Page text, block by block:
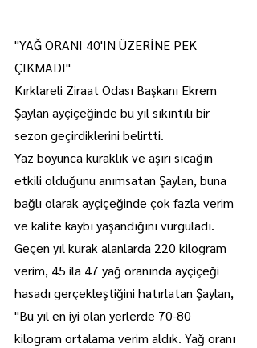
"YAĞ ORANI 40'IN ÜZERİNE PEK
ÇIKMADI"
Kırklareli Ziraat Odası Başkanı Ekrem
Şaylan ayçiçeğinde bu yıl sıkıntılı bir
sezon geçirdiklerini belirtti.
Yaz boyunca kuraklık ve aşırı sıcağın
etkili olduğunu anımsatan Şaylan, buna
bağlı olarak ayçiçeğinde çok fazla verim
ve kalite kaybı yaşandığını vurguladı.
Geçen yıl kurak alanlarda 220 kilogram
verim, 45 ila 47 yağ oranında ayçiçeği
hasadı gerçekleştiğini hatırlatan Şaylan,
"Bu yıl en iyi olan yerlerde 70-80
kilogram ortalama verim aldık. Yağ oranı